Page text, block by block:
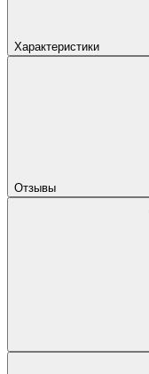
Характеристики
Отзывы